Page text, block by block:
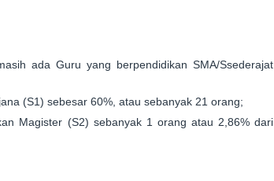
ada Guru yang berpendidikan SMA/Ssederajat
(S1) sebesar 60%, atau sebanyak 21 orang;
Magister (S2) sebanyak 1 orang atau 2,86% dari